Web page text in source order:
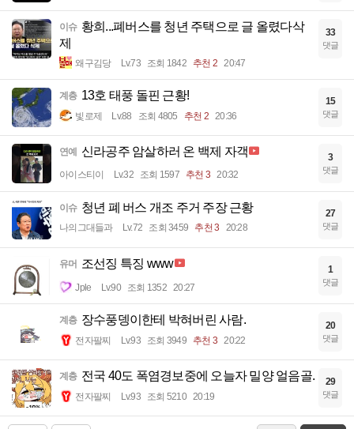
이슈 황희...폐버스를 청년 주택으로 글 올렸다삭
제
왜구김당 Lv.73 조회 1842 추천 2 20:47
33
댓글
계층 13호 태풍 돌핀 근황!
빛로제 Lv.88 조회 4805 추천 2 20:36
15
댓글
연예 신라공주 암살하러 온 백제 자객
아이스티이 Lv.32 조회 1597 추천 3 20:32
3
댓글
이슈 청년 폐 버스 개조 주거 주장 근황
나의그대들과 Lv.72 조회 3459 추천 3 20:28
27
댓글
유머 조선징 특징 www
Jple Lv.90 조회 1352 20:27
1
댓글
계층 장수풍뎅이한테 박혀버린 사람.
전자팔찌 Lv.93 조회 3949 추천 3 20:22
20
댓글
계층 전국 40도 폭염경보중에 오늘자 밀양 얼음골.
전자팔찌 Lv.93 조회 5210 20:19
29
댓글